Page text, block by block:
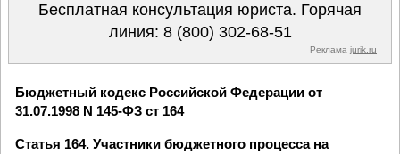
Бесплатная консультация юриста. Горячая
линия: 8 (800) 302-68-51
Реклама jurik.ru
Бюджетный кодекс Российской Федерации от
31.07.1998 N 145-ФЗ ст 164
Статья 164. Участники бюджетного процесса на